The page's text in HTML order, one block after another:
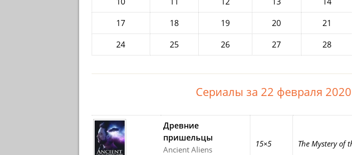
17
18 19 20 21
24
25 26 27 28
Сериалы за 22 февраля 2020
Древние
пришельцы
Ancient Aliens
15×5 The Mystery of